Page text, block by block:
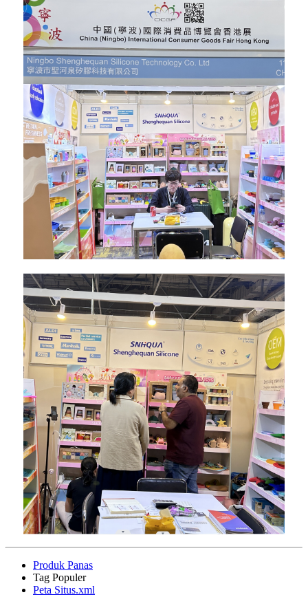
Produk Panas
Tag Populer
Peta Situs.xml